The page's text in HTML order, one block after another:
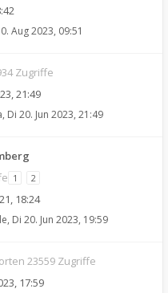
Aug 2023, 09:51
Zugriffe
21:49
, Di 20. Jun 2023, 21:49
1 2
18:24
, Di 20. Jun 2023, 19:59
23559 Zugriffe
17:59